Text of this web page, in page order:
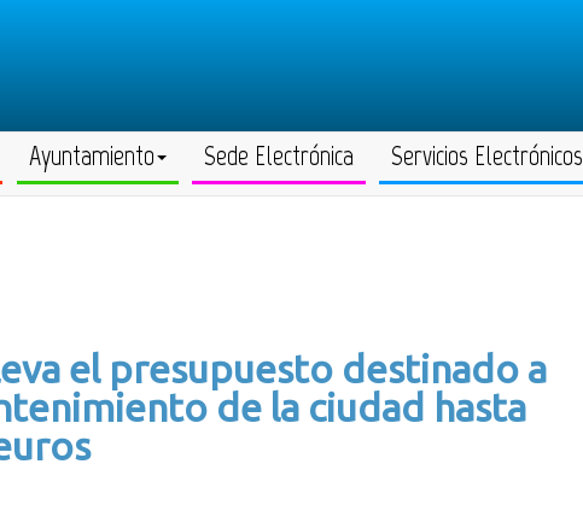
Ayuntamiento Sede Electrónica Servicios Electrónicos
el presupuesto destinado a
de la ciudad hasta